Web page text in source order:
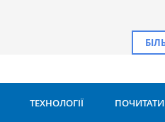
ТЕХНОЛОГІЇ ПОЧИТАТИ